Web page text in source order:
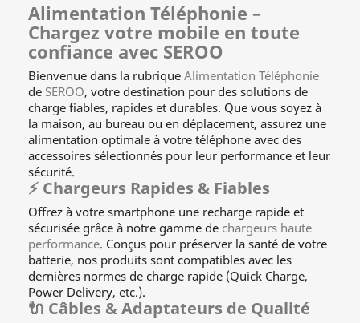
Alimentation Téléphonie –
Chargez votre mobile en toute
confiance avec SEROO
Bienvenue dans la rubrique Alimentation Téléphonie
de SEROO, votre destination pour des solutions de
charge fiables, rapides et durables. Que vous soyez à
la maison, au bureau ou en déplacement, assurez une
alimentation optimale à votre téléphone avec des
accessoires sélectionnés pour leur performance et leur
sécurité.
⚡ Chargeurs Rapides & Fiables
Offrez à votre smartphone une recharge rapide et
sécurisée grâce à notre gamme de chargeurs haute
performance. Conçus pour préserver la santé de votre
batterie, nos produits sont compatibles avec les
dernières normes de charge rapide (Quick Charge,
Power Delivery, etc.).
🔌 Câbles & Adaptateurs de Qualité